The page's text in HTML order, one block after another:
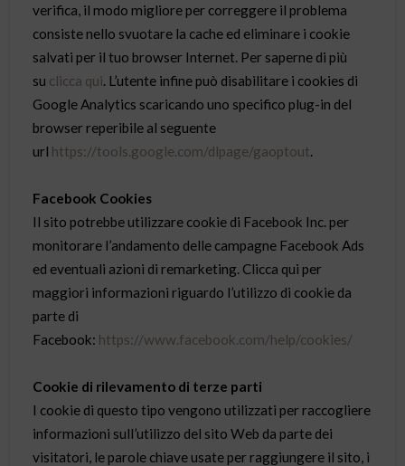
verifica, il modo migliore per correggere il problema
consiste nello svuotare la cache ed eliminare i cookie
salvati per il tuo browser Internet. Per saperne di più
su clicca qui. L’utente infine può disabilitare i cookies di
Google Analytics scaricando uno specifico plug-in del
browser reperibile al seguente
url https://tools.google.com/dlpage/gaoptout.
Facebook Cookies
Il sito potrebbe utilizzare cookie di Facebook Inc. per
monitorare l’andamento delle campagne Facebook Ads
ed eventuali azioni di remarketing. Clicca qui per
maggiori informazioni riguardo l’utilizzo di cookie da
parte di
Facebook: https://www.facebook.com/help/cookies/
Cookie di rilevamento di terze parti
I cookie di questo tipo vengono utilizzati per raccogliere
informazioni sull’utilizzo del sito Web da parte dei
visitatori, le parole chiave usate per raggiungere il sito, i